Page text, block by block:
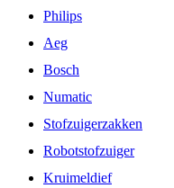
Philips
Aeg
Bosch
Numatic
Stofzuigerzakken
Robotstofzuiger
Kruimeldief